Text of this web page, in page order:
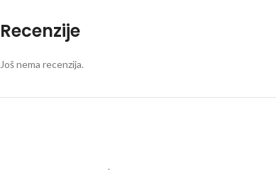
Recenzije
Još nema recenzija.